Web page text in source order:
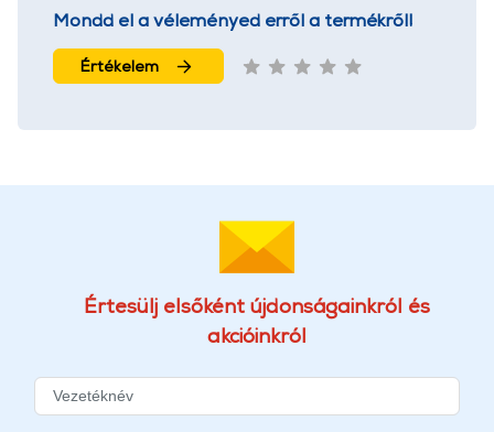
Mondd el a véleményed erről a termékről!
Értékelem
Értesülj elsőként újdonságainkról és
akcióinkról